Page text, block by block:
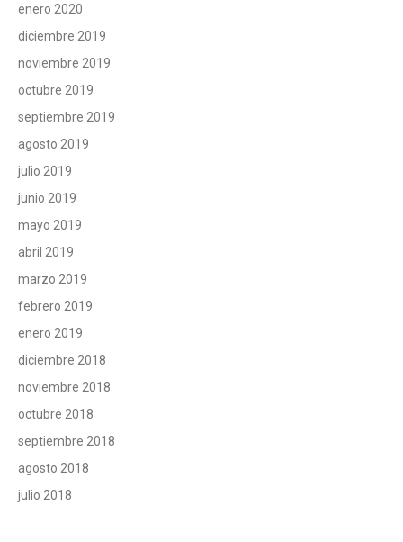
enero 2020
diciembre 2019
noviembre 2019
octubre 2019
septiembre 2019
agosto 2019
julio 2019
junio 2019
mayo 2019
abril 2019
marzo 2019
febrero 2019
enero 2019
diciembre 2018
noviembre 2018
octubre 2018
septiembre 2018
agosto 2018
julio 2018